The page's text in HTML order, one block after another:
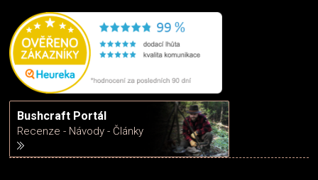
Bushcraft Portál
Recenze - Návody - Články